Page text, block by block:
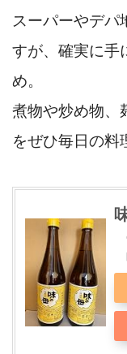
スーパーやデパ
すが、確実に手
め。
煮物や炒め物、
をぜひ毎日の料